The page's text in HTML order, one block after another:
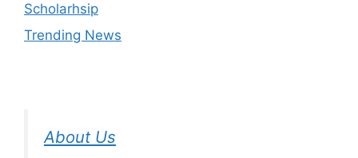
Scholarhsip
Trending News
About Us